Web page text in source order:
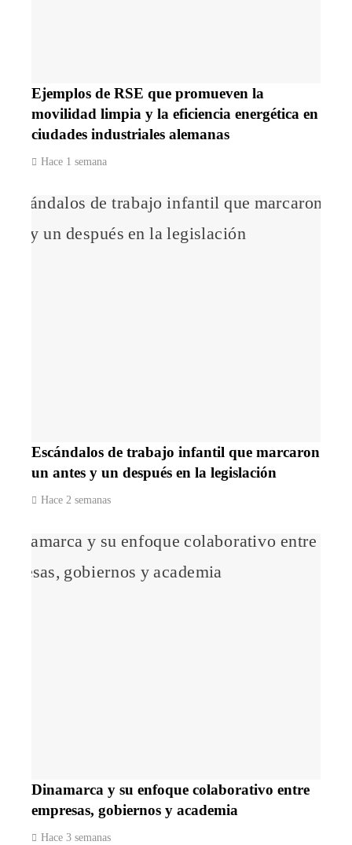
Ejemplos de RSE que promueven la
movilidad limpia y la eficiencia energética en
ciudades industriales alemanas
Hace 1 semana
Escándalos de trabajo infantil que marcaron
un antes y un después en la legislación
Hace 2 semanas
Dinamarca y su enfoque colaborativo entre
empresas, gobiernos y academia
Hace 3 semanas